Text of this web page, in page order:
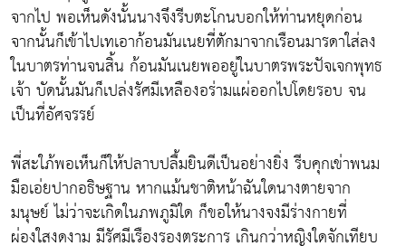
จากไป พอเห็นดังนั้นนางจึงรีบตะโกนบอกให้ท่านหยุดก่อน
จากนั้นก็เข้าไปเทเอาก้อนมันเนยที่ตักมาจากเรือนมารดาใส่ลง
ในบาตรท่านจนสิ้น ก้อนมันเนยพออยู่ในบาตรพระปัจเจกพุทธ
เจ้า บัดนั้นมันก็เปล่งรัศมีเหลืองอร่ามแผ่ออกไปโดยรอบ จน
เป็นที่อัศจรรย์
พี่สะใภ้พอเห็นก็ให้ปลาบปลื้มยินดีเป็นอย่างยิ่ง รีบคุกเข่าพนม
มือเอ่ยปากอธิษฐาน หากแม้นชาติหน้าฉันใดนางตายจาก
มนุษย์ ไม่ว่าจะเกิดในภพภูมิใด ก็ขอให้นางจงมีร่างกายที่
ผ่องใสงดงาม มีรัศมีเรืองรองตระการ เกินกว่าหญิงใดจักเทียบ